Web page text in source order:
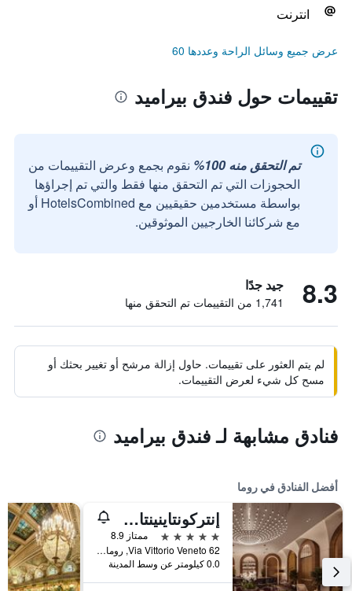
انترنت
عرض جميع وسائل الراحة وعددها 60
تقييمات حول فندق بيراميد
تم التحقق منه 100%
نقوم بجمع وعرض التقييمات من
الحجوزات التي تم التحقق منها فقط والتي تم إجراؤها
بواسطة مستخدمين حقيقيين مع HotelsCombined أو
مع شركائنا الخارجيين الموثوقين.
8.3 جيد جدًا
1,741 من التقييمات تم التحقق منها
لم يتم العثور على تقييمات. حاول إزالة مرشح أو تغيير بحثك أو
مسح كل شيء لعرض التقييمات.
فنادق مشابهة لـ فندق بيراميد
أفضل الفنادق في روما
إنتركونتاينينتال روم أمباسشياتوري بالاس باي آيتش جي
5 نجوم
ممتاز 8.9
Via Vittorio Veneto 62, روما, إيطاليا
0.0 كيلومتر عن وسط المدينة